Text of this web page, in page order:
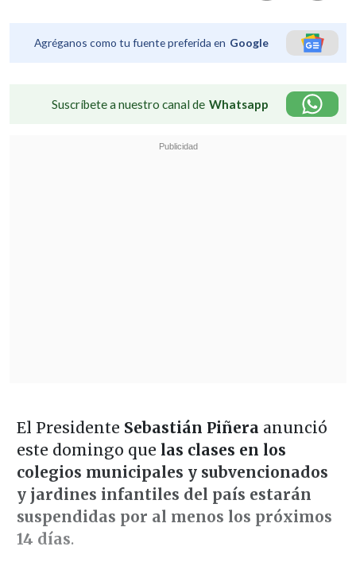
Agréganos como tu fuente preferida en Google
Suscríbete a nuestro canal de Whatsapp
El Presidente Sebastián Piñera anunció
este domingo que las clases en los
colegios municipales y subvencionados
y jardines infantiles del país estarán
suspendidas por al menos los próximos
14 días.